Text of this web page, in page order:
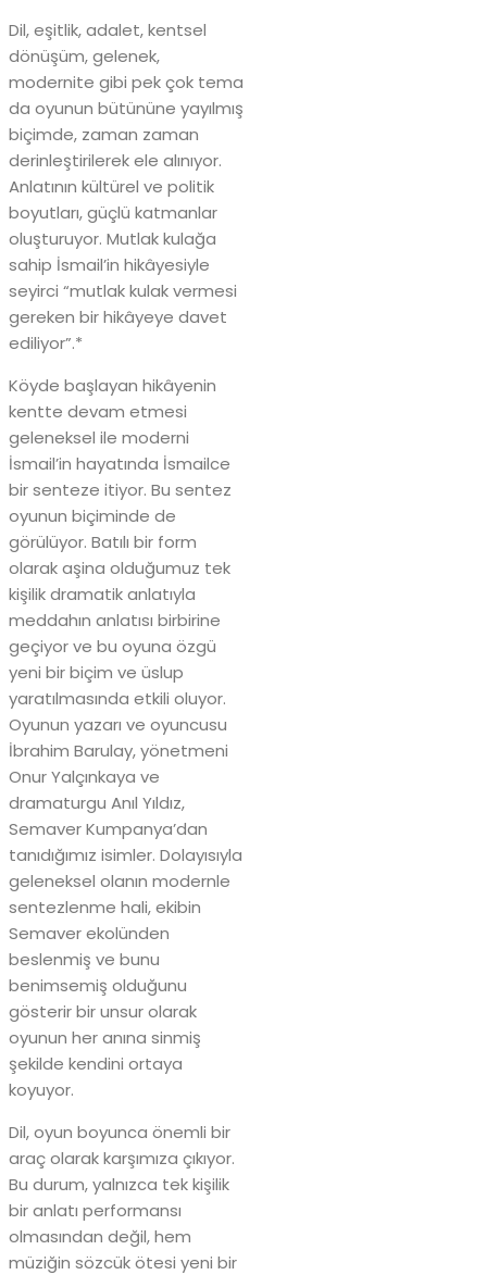
Dil, eşitlik, adalet, kentsel
dönüşüm, gelenek,
modernite gibi pek çok tema
da oyunun bütününe yayılmış
biçimde, zaman zaman
derinleştirilerek ele alınıyor.
Anlatının kültürel ve politik
boyutları, güçlü katmanlar
oluşturuyor. Mutlak kulağa
sahip İsmail’in hikâyesiyle
seyirci “mutlak kulak vermesi
gereken bir hikâyeye davet
ediliyor”.*
Köyde başlayan hikâyenin
kentte devam etmesi
geleneksel ile moderni
İsmail’in hayatında İsmailce
bir senteze itiyor. Bu sentez
oyunun biçiminde de
görülüyor. Batılı bir form
olarak aşina olduğumuz tek
kişilik dramatik anlatıyla
meddahın anlatısı birbirine
geçiyor ve bu oyuna özgü
yeni bir biçim ve üslup
yaratılmasında etkili oluyor.
Oyunun yazarı ve oyuncusu
İbrahim Barulay, yönetmeni
Onur Yalçınkaya ve
dramaturgu Anıl Yıldız,
Semaver Kumpanya’dan
tanıdığımız isimler. Dolayısıyla
geleneksel olanın modernle
sentezlenme hali, ekibin
Semaver ekolünden
beslenmiş ve bunu
benimsemiş olduğunu
gösterir bir unsur olarak
oyunun her anına sinmiş
şekilde kendini ortaya
koyuyor.
Dil, oyun boyunca önemli bir
araç olarak karşımıza çıkıyor.
Bu durum, yalnızca tek kişilik
bir anlatı performansı
olmasından değil, hem
müziğin sözcük ötesi yeni bir